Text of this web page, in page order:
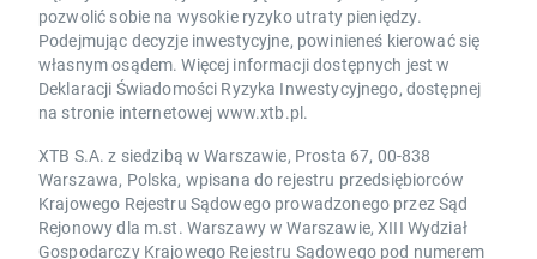
pozwolić sobie na wysokie ryzyko utraty pieniędzy.
Podejmując decyzje inwestycyjne, powinieneś kierować się
własnym osądem. Więcej informacji dostępnych jest w
Deklaracji Świadomości Ryzyka Inwestycyjnego, dostępnej
na stronie internetowej www.xtb.pl.
XTB S.A. z siedzibą w Warszawie, Prosta 67, 00-838
Warszawa, Polska, wpisana do rejestru przedsiębiorców
Krajowego Rejestru Sądowego prowadzonego przez Sąd
Rejonowy dla m.st. Warszawy w Warszawie, XIII Wydział
Gospodarczy Krajowego Rejestru Sądowego pod numerem